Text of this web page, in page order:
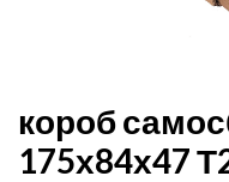
короб
175х84х47